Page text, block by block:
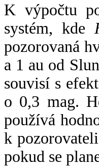
K výpočtu
systém, kde
pozorovaná
a 1 au od
souvisí s
o 0,3 mag.
používá
k
pokud se